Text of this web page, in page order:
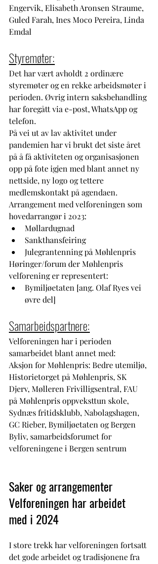
Engervik, Elisabeth Aronsen Straume,
Guled Farah, Ines Moco Pereira, Linda
Emdal
Styremøter:
Det har vært avholdt 2 ordinære
styremøter og en rekke arbeidsmøter i
perioden. Øvrig intern saksbehandling
har foregått via e-post, WhatsApp og
telefon.
På vei ut av lav aktivitet under
pandemien har vi brukt det siste året
på å få aktiviteten og organisasjonen
opp på fote igjen med blant annet ny
nettside, ny logo og tettere
medlemskontakt på agendaen.
Arrangement med velforeningen som
hovedarrangør i 2023:
Møllardugnad
Sankthansfeiring
Julegrantenning på Møhlenpris
Høringer/forum der Møhlenpris
velforening er representert:
Bymiljøetaten [ang. Olaf Ryes vei
øvre del]
Samarbeidspartnere:
Velforeningen har i perioden
samarbeidet blant annet med:
Aksjon for Møhlenpris: Bedre utemiljø,
Historietorget på Møhlenpris, SK
Djerv, Mølleren Frivilligsentral, FAU
på Møhlenpris oppveksttun skole,
Sydnæs fritidsklubb, Nabolagshagen,
GC Rieber, Bymiljøetaten og Bergen
Byliv, samarbeidsforumet for
velforeningene i Bergen sentrum
Saker og arrangementer
Velforeningen har arbeidet
med i 2024
I store trekk har velforeningen fortsatt
det gode arbeidet og tradisjonene fra